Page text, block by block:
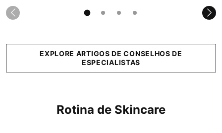
EXPLORE ARTIGOS DE CONSELHOS DE
ESPECIALISTAS
Rotina de Skincare